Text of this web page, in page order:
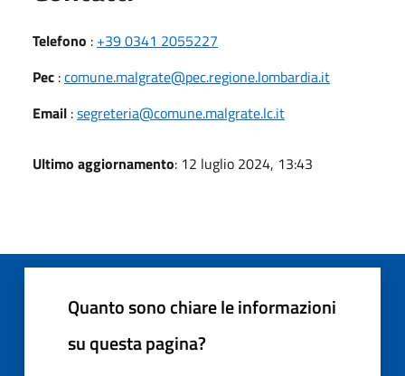
Telefono : +39 0341 2055227
Pec :comune.malgrate@pec.regione.lombardia.it
Email :segreteria@comune.malgrate.lc.it
Ultimo aggiornamento: 12 luglio 2024, 13:43
Quanto sono chiare le informazioni
su questa pagina?